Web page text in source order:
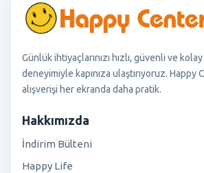
Günlük ihtiyaçlarınızı hızlı, güvenli ve
deneyimiyle kapınıza ulaştırıyoruz. Happy
alışverişi her ekranda daha pratik.
Hakkımızda
İndirim Bülteni
Happy Life